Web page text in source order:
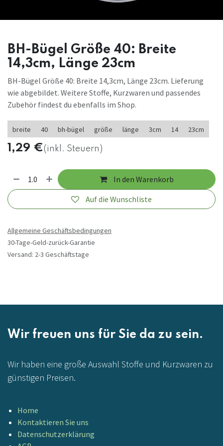
BH-Bügel Größe 40: Breite
14,3cm, Länge 23cm
BH-Bügel Größe 40: Breite 14,3cm, Länge 23cm. Lieferung
wie abgebildet. Weitere Stoffe, Kurzwaren und passendes
Zubehör findest du ebenfalls im Shop.
breite 40 bh-bügel größe länge 3cm 14 23cm
1,29 €(inkl. Steuern)
In den Warenkorb
Auf die Wunschliste
Allgemeine Geschäftsbedingungen
30-Tage-Geld-zurück-Garantie
Versand: 2-3 Geschäftstage
Wir freuen uns für Sie da zu sein.
Wir haben eine große Auswahl Stoffe und Kurzwaren zu
günstigen Preisen.
Home
Kontaktieren Sie uns
Datenschutzerklärung